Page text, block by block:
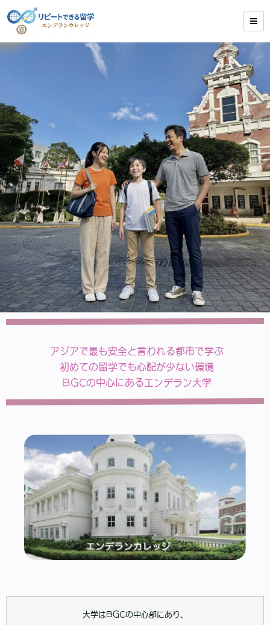
アジアで最も安全と言われる都市で学ぶ
初めての留学でも心配が少ない環境
BGCの中心にあるエンデラン大学
大学はBGCの中心部にあり、